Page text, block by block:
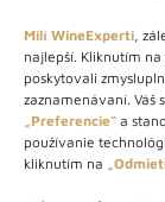
Milí WineExperti,
najlepší. Kliknutím
poskytovali
zaznamenávaní. Váš
„Preferencie“ a
používanie
kliknutím na
O NÁS
STORE – obchod
webovej stránke
produktov.